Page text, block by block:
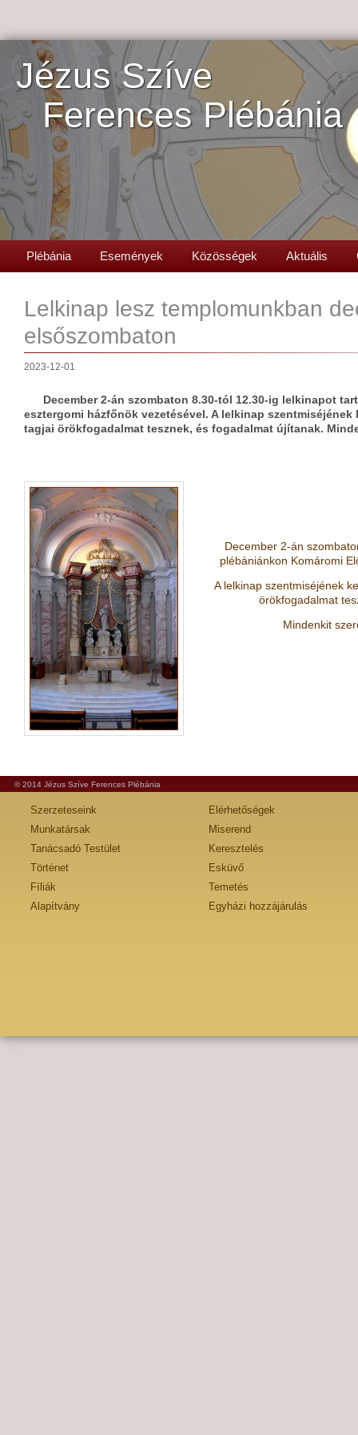
Jézus Szíve
Ferences Plébánia
Plébánia Események Közösségek Aktuális
Lelkinap lesz templomunkban
elsőszombaton
2023-12-01
December 2-án szombaton 8.30-tól 12.30-ig lelkinapot
esztergomi házfőnök vezetésével. A lelkinap szentmiséjének
tagjai örökfogadalmat tesznek, és fogadalmat újítanak.
December 2-án
plébániánkon Komáromi
A lelkinap szentmiséjének
örökfogadalmat
Mindenkit
© 2014 Jézus Szíve Ferences Plébánia
Szerzeteseink
Munkatársak
Tanácsadó Testület
Történet
Fíliák
Alapítvány
Elérhetőségek
Miserend
Keresztelés
Esküvő
Temetés
Egyházi hozzájárulás